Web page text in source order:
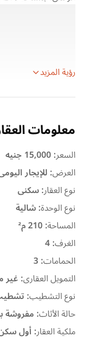
رؤية المزيد
معلومات
السعر:15,000 جنيه
العرض:للإيجار
نوع العقار:سكنى
نوع الوحدة:شالية
المساحة:210 م²
الغرف:
4
الحمامات:
3
التمويل العقارى: غير
نوع التشطيب:
حالة الأثاث: مفروشة
ملكية العقار: أول